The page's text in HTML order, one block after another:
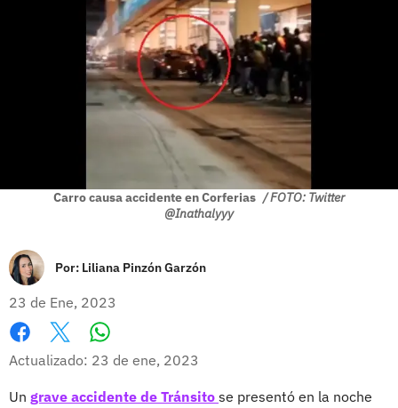
Carro causa accidente en Corferias / FOTO: Twitter
@Inathalyyy
Por: Liliana Pinzón Garzón
23 de Ene, 2023
Facebook
X
Actualizado: 23 de ene, 2023
Un grave accidente de Tránsito se presentó en la noche